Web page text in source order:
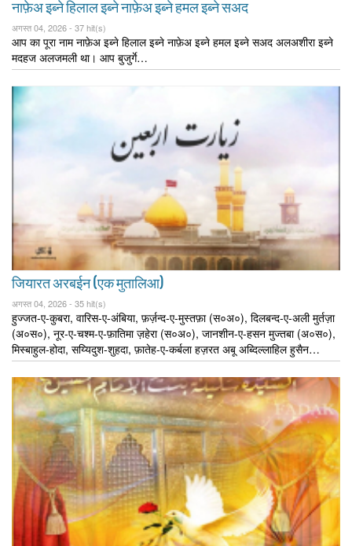
नाफ़ेअ इब्ने हिलाल इब्ने नाफ़ेअ इब्ने हमल इब्ने सअद
अगस्त 04, 2026 - 37 hit(s)
आप का पूरा नाम नाफ़ेअ इब्ने हिलाल इब्ने नाफ़ेअ इब्ने हमल इब्ने सअद अलअशीरा इब्ने
मदहज अलजमली था। आप बुजुर्गे…
जियारत अरबईन (एक मुतालिआ)
अगस्त 04, 2026 - 35 hit(s)
हुज्जत-ए-कुबरा, वारिस-ए-अंबिया, फ़र्ज़न्द-ए-मुस्तफ़ा (स०अ०), दिलबन्द-ए-अली मुर्तज़ा
(अ०स०), नूर-ए-चश्म-ए-फ़ातिमा ज़हेरा (स०अ०), जानशीन-ए-हसन मुज्तबा (अ०स०),
मिस्बाहुल-होदा, सय्यिदुश-शुहदा, फ़ातेह-ए-कर्बला हज़रत अबू अब्दिल्लाहिल हुसैन…